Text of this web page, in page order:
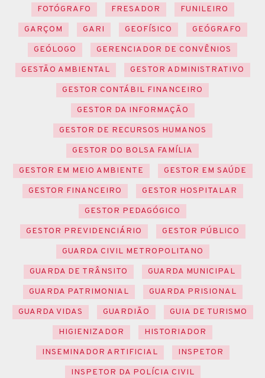
FOTÓGRAFO
FRESADOR
FUNILEIRO
GARÇOM
GARI GEOFÍSICO
GEÓGRAFO
GEÓLOGO
GERENCIADOR DE CONVÊNIOS
GESTÃO AMBIENTAL
GESTOR ADMINISTRATIVO
GESTOR CONTÁBIL FINANCEIRO
GESTOR DA INFORMAÇÃO
GESTOR DE RECURSOS HUMANOS
GESTOR DO BOLSA FAMÍLIA
GESTOR EM MEIO AMBIENTE
GESTOR EM SAÚDE
GESTOR FINANCEIRO
GESTOR HOSPITALAR
GESTOR PEDAGÓGICO
GESTOR PREVIDENCIÁRIO
GESTOR PÚBLICO
GUARDA CIVIL METROPOLITANO
GUARDA DE TRÂNSITO
GUARDA MUNICIPAL
GUARDA PATRIMONIAL
GUARDA PRISIONAL
GUARDA VIDAS
GUARDIÃO
GUIA DE TURISMO
HIGIENIZADOR
HISTORIADOR
INSEMINADOR ARTIFICIAL
INSPETOR
INSPETOR DA POLÍCIA CIVIL